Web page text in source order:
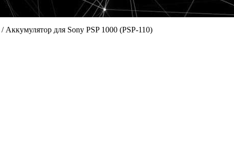
/ Аккумулятор для Sony PSP 1000 (PSP-110)